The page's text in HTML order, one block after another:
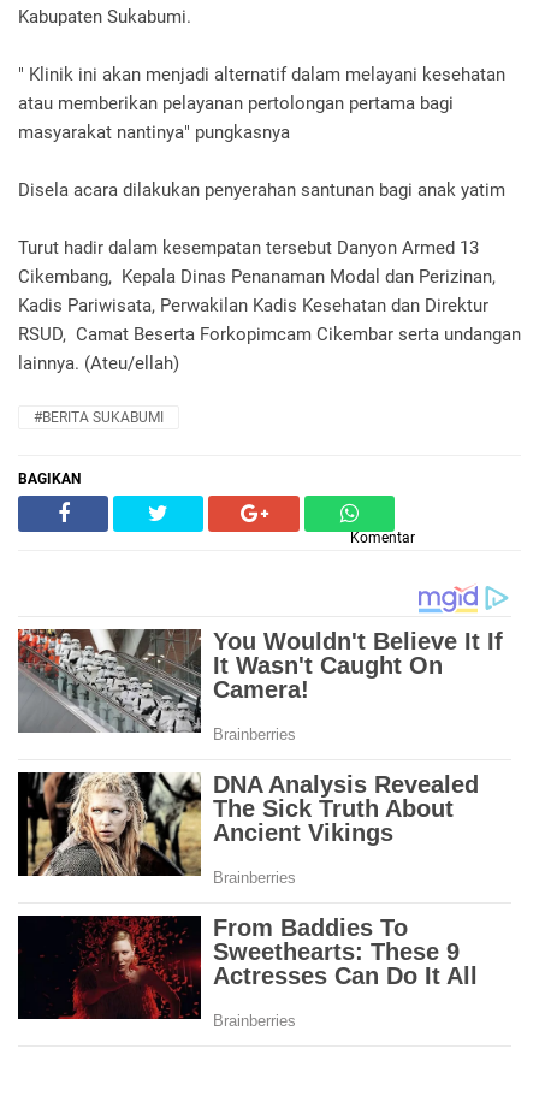
Kabupaten Sukabumi.
" Klinik ini akan menjadi alternatif dalam melayani kesehatan
atau memberikan pelayanan pertolongan pertama bagi
masyarakat nantinya" pungkasnya
Disela acara dilakukan penyerahan santunan bagi anak yatim
Turut hadir dalam kesempatan tersebut Danyon Armed 13
Cikembang, Kepala Dinas Penanaman Modal dan Perizinan,
Kadis Pariwisata, Perwakilan Kadis Kesehatan dan Direktur
RSUD, Camat Beserta Forkopimcam Cikembar serta undangan
lainnya. (Ateu/ellah)
#BERITA SUKABUMI
BAGIKAN
Komentar